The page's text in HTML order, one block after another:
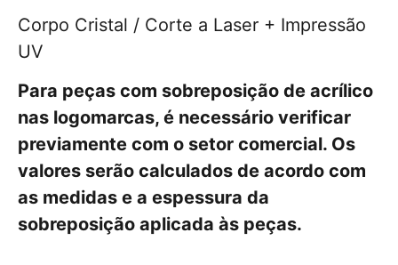
Corpo Cristal / Corte a Laser + Impressão
UV
Para peças com sobreposição de acrílico
nas logomarcas, é necessário verificar
previamente com o setor comercial. Os
valores serão calculados de acordo com
as medidas e a espessura da
sobreposição aplicada às peças.